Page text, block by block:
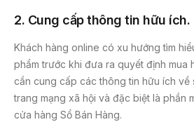
2. Cung cấp thông tin hữu ích.
Khách hàng online có xu hướng tìm
phẩm trước khi đưa ra quyết định mua
cần cung cấp các thông tin hữu ích về
trang mạng xã hội và đặc biệt là phần
cửa hàng Sổ Bán Hàng.